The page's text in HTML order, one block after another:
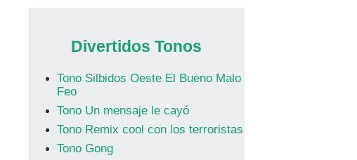
Divertidos Tonos
Tono Silbidos Oeste El Bueno Malo
Feo
Tono Un mensaje le cayó
Tono Remix cool con los terroristas
Tono Gong